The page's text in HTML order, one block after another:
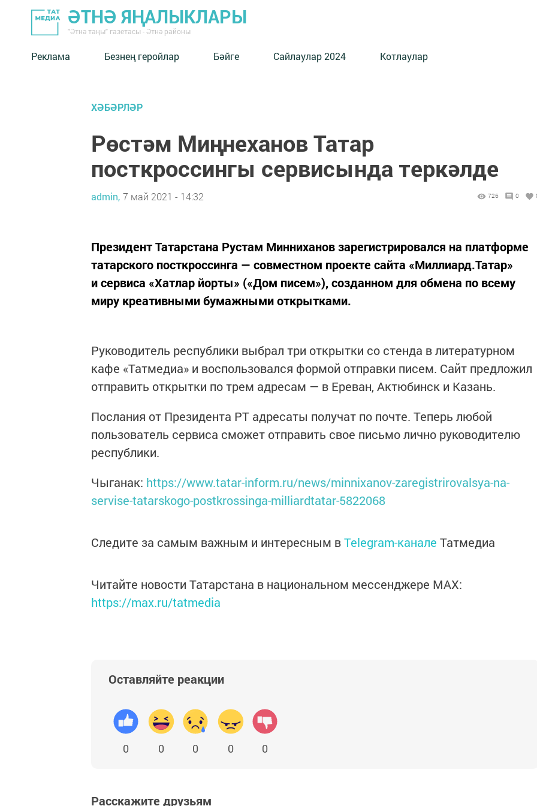
ӘТНӘ ЯҢАЛЫКЛАРЫ
"Әтнә таңы" газетасы - Әтнә районы
Реклама Безнең геройлар Бәйге Сайлаулар 2024 Котлаулар
ХӘБӘРЛӘР
Рөстәм Миңнеханов Татар
посткроссингы сервисында теркәлде
admin, 7 май 2021 - 14:32 726 0
Президент Татарстана Рустам Минниханов зарегистрировался на платформе
татарского посткроссинга — совместном проекте сайта «Миллиард.Татар»
и сервиса «Хатлар йорты» («Дом писем»), созданном для обмена по всему
миру креативными бумажными открытками.
Руководитель республики выбрал три открытки со стенда в литературном
кафе «Татмедиа» и воспользовался формой отправки писем. Сайт предложил
отправить открытки по трем адресам — в Ереван, Актюбинск и Казань.
Послания от Президента РТ адресаты получат по почте. Теперь любой
пользователь сервиса сможет отправить свое письмо лично руководителю
республики.
Чыганак: https://www.tatar-inform.ru/news/minnixanov-zaregistrirovalsya-na-
servise-tatarskogo-postkrossinga-milliardtatar-5822068
Следите за самым важным и интересным вTelegram-канале Татмедиа
Читайте новости Татарстана в национальном мессенджере MАХ:
https://max.ru/tatmedia
Оставляйте реакции
0 0 0 0 0
Расскажите друзьям